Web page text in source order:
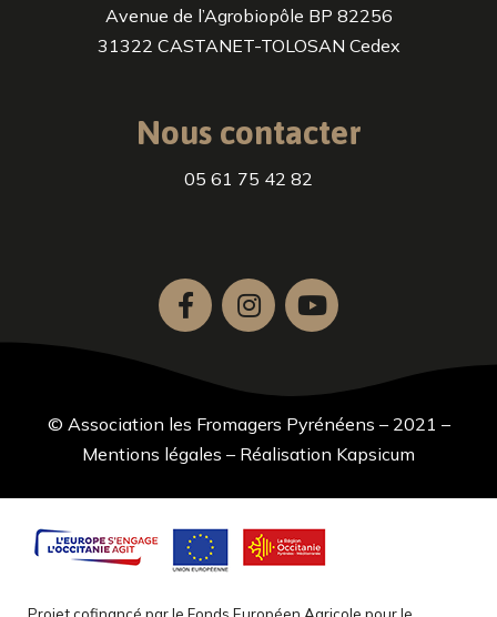
Avenue de l’Agrobiopôle BP 82256
31322 CASTANET-TOLOSAN Cedex
Nous contacter
05 61 75 42 82
© Association les Fromagers Pyrénéens – 2021 –
Mentions légales – Réalisation Kapsicum
Projet cofinancé par le Fonds Européen Agricole pour le